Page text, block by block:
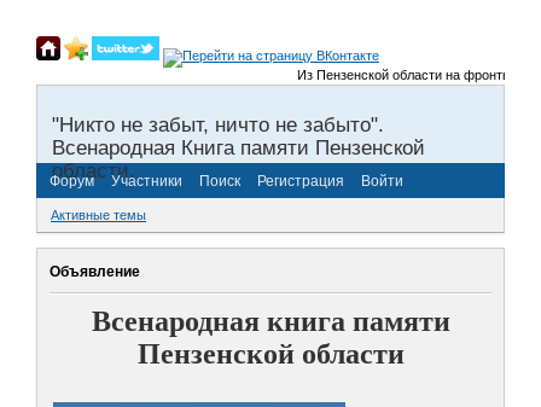
Из Пензенской области на фронты
"Никто не забыт, ничто не забыто".
Всенародная Книга памяти Пензенской
области.
Форум Участники Поиск Регистрация Войти
Активные темы
Объявление
Всенародная книга памяти
Пензенской области